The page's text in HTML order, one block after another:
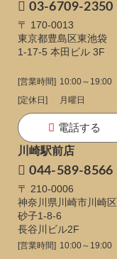
03-6709-2350
〒 170-0013
東京都豊島区東池袋
1-17-5 本田ビル 3F
[営業時間] 10:00～19:00
[定休日]
月曜日
電話する
川崎駅前店
044-589-8566
〒 210-0006
神奈川県川崎市川崎区
砂子1-8-6
長谷川ビル2F
[営業時間] 10:00～19:00